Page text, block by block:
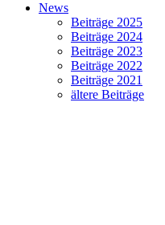
News
Beiträge 2025
Beiträge 2024
Beiträge 2023
Beiträge 2022
Beiträge 2021
ältere Beiträge